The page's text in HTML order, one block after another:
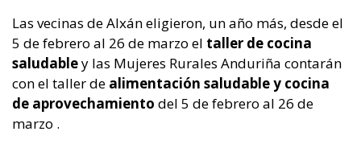
Las vecinas de Alxán eligieron, un año más, desde el
5 de febrero al 26 de marzo el taller de cocina
saludabley las Mujeres Rurales Anduriña contarán
con el taller de alimentación saludable y cocina
de aprovechamiento del 5 de febrero al 26 de
marzo .